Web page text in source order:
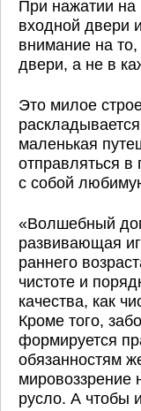
При нажатии на
входной двери
внимание на то,
двери, а не в
Это милое
маленькая
отправляться в
с собой
«Волшебный
развивающая
раннего
чистоте и
качества, как
Кроме того,
формируется
обязанностям
мировоззрение
русло. А чтобы